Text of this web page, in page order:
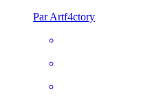
Par Artf4ctory